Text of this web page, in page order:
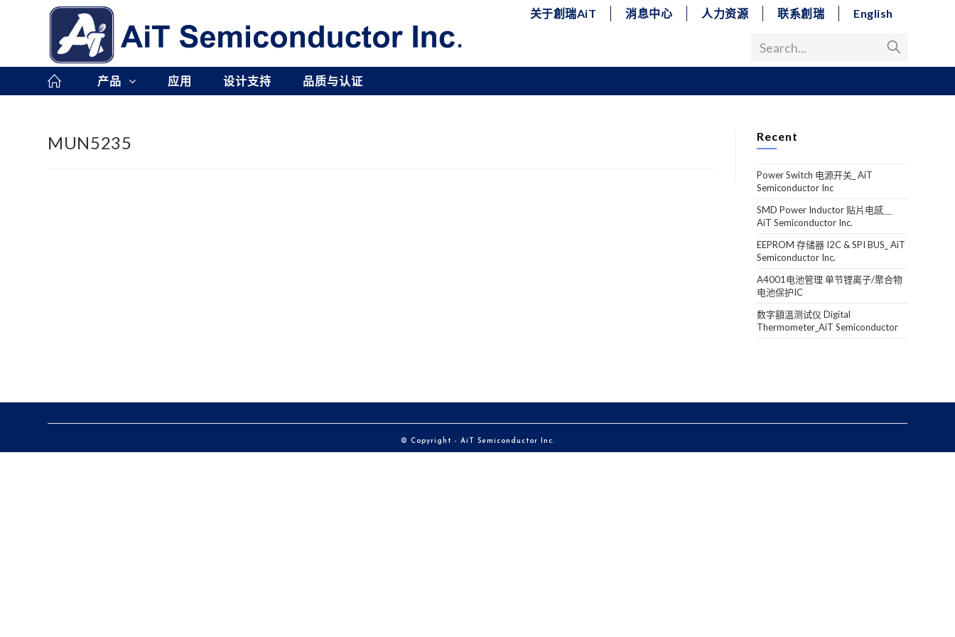
关于創瑞AiT 消息中心 人力资源 联系創瑞 English
Search...
产品 应用 设计支持 品质与认证
MUN5235 Recent
Power Switch 电源开关_ AiT
Semiconductor Inc
SMD Power Inductor 贴片电感＿
AiT Semiconductor Inc.
EEPROM 存储器 I2C & SPI BUS_ AiT
Semiconductor Inc.
A4001电池管理 单节锂离子/聚合物
电池保护IC
数字額溫测试仪 Digital
Thermometer_AiT Semiconductor
© Copyright - AiT Semiconductor Inc.